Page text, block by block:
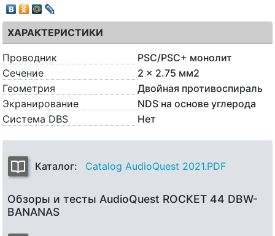
ХАРАКТЕРИСТИКИ
Проводник
PSC/PSC+ монолит
Сечение
2 x 2.75 мм2
Геометрия
Двойная противоспираль
Экранирование
NDS на основе углерода
Система DBS
Нет
Каталог: Catalog AudioQuest 2021.PDF
Обзоры и тесты AudioQuest ROCKET 44 DBW-
BANANAS